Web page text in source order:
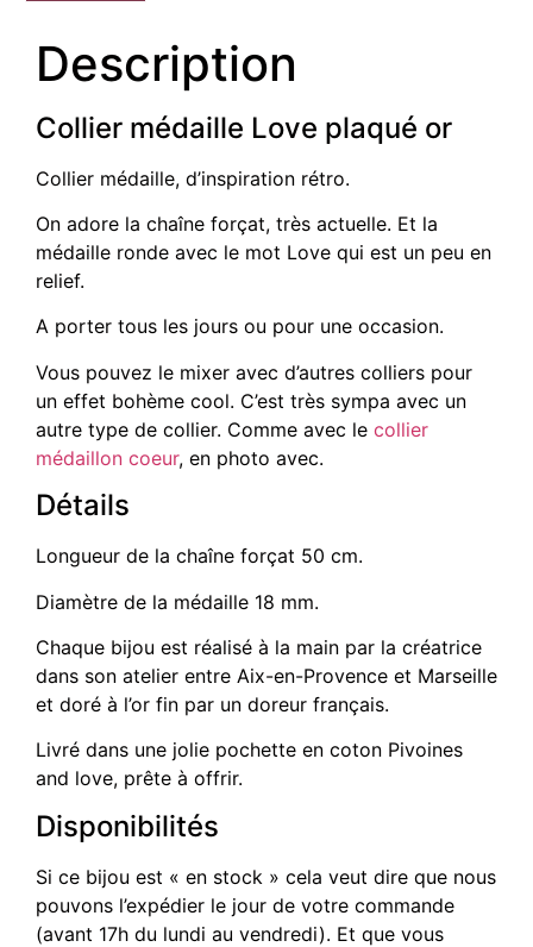
Description
Collier médaille Love plaqué or
Collier médaille, d’inspiration rétro.
On adore la chaîne forçat, très actuelle. Et la
médaille ronde avec le mot Love qui est un peu en
relief.
A porter tous les jours ou pour une occasion.
Vous pouvez le mixer avec d’autres colliers pour
un effet bohème cool. C’est très sympa avec un
autre type de collier. Comme avec le collier
médaillon coeur, en photo avec.
Détails
Longueur de la chaîne forçat 50 cm.
Diamètre de la médaille 18 mm.
Chaque bijou est réalisé à la main par la créatrice
dans son atelier entre Aix-en-Provence et Marseille
et doré à l’or fin par un doreur français.
Livré dans une jolie pochette en coton Pivoines
and love, prête à offrir.
Disponibilités
Si ce bijou est « en stock » cela veut dire que nous
pouvons l’expédier le jour de votre commande
(avant 17h du lundi au vendredi). Et que vous